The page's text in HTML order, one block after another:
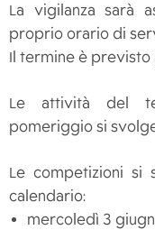
La vigilanza sarà
proprio orario di
Il termine è previsto
Le attività del
pomeriggio si
Le competizioni si
calendario:
mercoledì 3